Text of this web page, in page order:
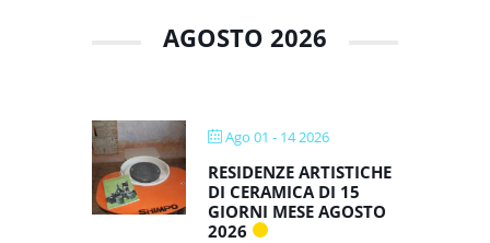
AGOSTO 2026
Ago 01 - 14 2026
RESIDENZE ARTISTICHE
DI CERAMICA DI 15
GIORNI MESE AGOSTO
2026